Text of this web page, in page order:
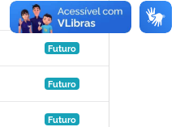
Futuro
Futuro
Futuro
Futuro